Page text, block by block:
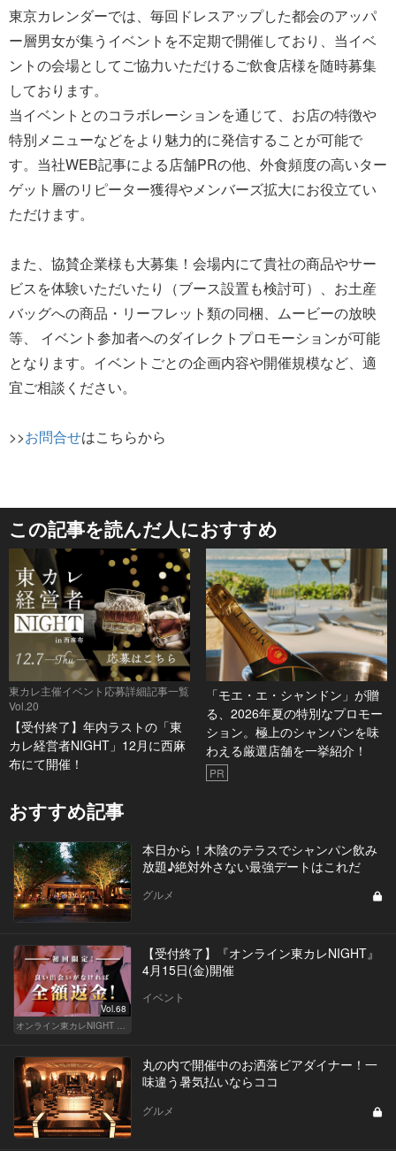
東京カレンダーでは、毎回ドレスアップした都会のアッパ
ー層男女が集うイベントを不定期で開催しており、当イベ
ントの会場としてご協力いただけるご飲食店様を随時募集
しております。
当イベントとのコラボレーションを通じて、お店の特徴や
特別メニューなどをより魅力的に発信することが可能で
す。当社WEB記事による店舗PRの他、外食頻度の高いター
ゲット層のリピーター獲得やメンバーズ拡大にお役立てい
ただけます。
また、協賛企業様も大募集！会場内にて貴社の商品やサー
ビスを体験いただいたり（ブース設置も検討可）、お土産
バッグへの商品・リーフレット類の同梱、ムービーの放映
等、 イベント参加者へのダイレクトプロモーションが可能
となります。イベントごとの企画内容や開催規模など、適
宜ご相談ください。
>>お問合せはこちらから
この記事を読んだ人におすすめ
東カレ主催イベント応募詳細記事一覧
Vol.20
【受付終了】年内ラストの「東
カレ経営者NIGHT」12月に西麻
布にて開催！
「モエ・エ・シャンドン」が贈
る、2026年夏の特別なプロモー
ション。極上のシャンパンを味
わえる厳選店舗を一挙紹介！
PR
おすすめ記事
本日から！木陰のテラスでシャンパン飲み
放題♪絶対外さない最強デートはこれだ
グルメ
Vol.68
オンライン東カレNIGHT イベント募集
【受付終了】『オンライン東カレNIGHT』
4月15日(金)開催
イベント
丸の内で開催中のお洒落ビアダイナー！一
味違う暑気払いならココ
グルメ